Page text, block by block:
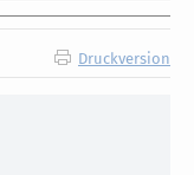
Druckversion